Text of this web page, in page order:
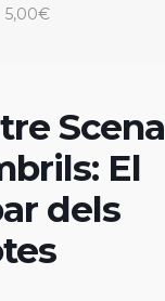
5,00€
Scena
El
dels